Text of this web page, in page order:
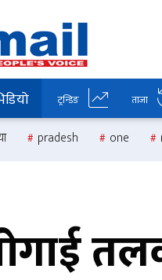
ट्रन्डिङ ताजा
pradesh one